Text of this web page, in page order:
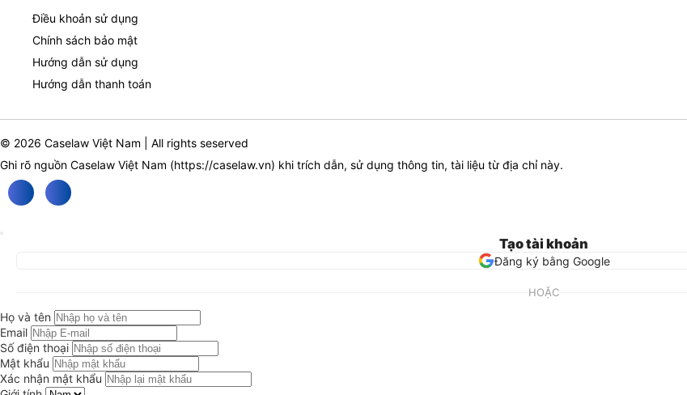
Điều khoản sử dụng
Chính sách bảo mật
Hướng dẫn sử dụng
Hướng dẫn thanh toán
© 2026 Caselaw Việt Nam | All rights seserved
Ghi rõ nguồn Caselaw Việt Nam (https://caselaw.vn) khi trích dẫn, sử dụng thông tin, tài liệu từ địa chỉ này.
Tạo tài khoản
Đăng ký bằng Google
HOẶC
Họ và tên
Email
Số điện thoại
Mật khẩu
Xác nhận mật khẩu